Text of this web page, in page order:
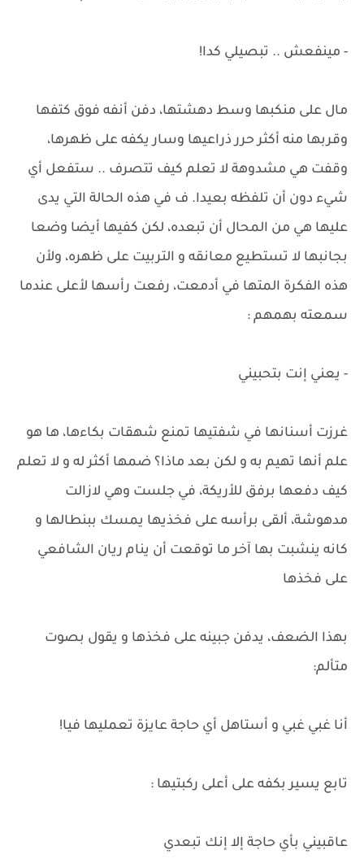
- مينفعش .. تبصيلي كدا!
مال على منكبها وسط دهشتها، دفن أنفه فوق كتفها
وقربها منه أكثر حرر ذراعيها وسار يكفه على ظهرها،
وقفت هي مشدوهة لا تعلم كيف تتصرف .. ستفعل أي
شيء دون أن تلفظه بعيدا. ف في هذه الحالة التي يدى
عليها هي من المحال أن تبعده، لكن كفيها أيضا وضعا
بجانبها لا تستطيع معانقه و التربيت على ظهره، ولأن
هذه الفكرة المتها في أدمعت، رفعت رأسها لأعلى عندما
سمعته بهمهم :
- يعني إنت بتحبيني
غرزت أسنانها في شفتيها تمنع شهقات بكاءها، ها هو
علم أنها تهيم به و لكن بعد ماذا؟ ضمها أكثر له و لا تعلم
كيف دفعها برفق للأريكة، في جلست وهي لازالت
مدهوشة، ألقى برأسه على فخذيها يمسك ببنطالها و
كانه ينشبت بها آخر ما توقعت أن ينام ريان الشافعي
على فخذها
بهذا الضعف، يدفن جبينه على فخذها و يقول بصوت
متألم:
أنا غبي غبي و أستاهل أي حاجة عايزة تعمليها فيا!
تابع يسير بكفه على أعلى ركبتيها :
عاقبيني بأي حاجة إلا إنك تبعدي